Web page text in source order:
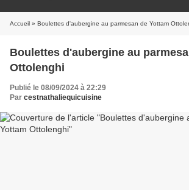
Accueil » Boulettes d'aubergine au parmesan de Yottam
Boulettes d'aubergine au
Ottolenghi
Publié le 08/09/2024 à 22:29
Par cestnathaliequicuisine